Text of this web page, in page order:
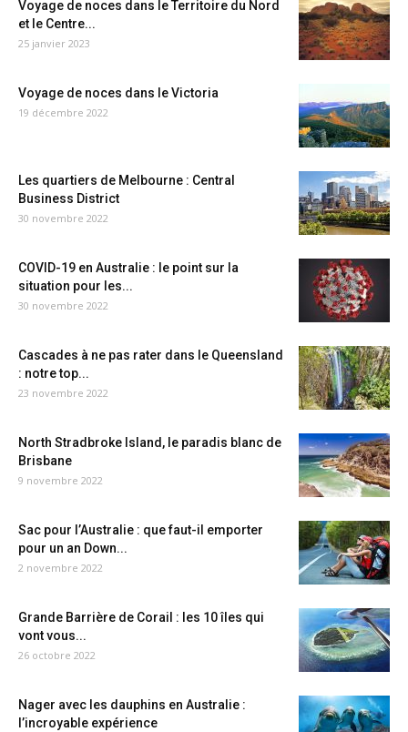
Voyage de noces dans le Territoire du Nord
et le Centre...
25 janvier 2023
Voyage de noces dans le Victoria
19 décembre 2022
Les quartiers de Melbourne : Central
Business District
30 novembre 2022
COVID-19 en Australie : le point sur la
situation pour les...
30 novembre 2022
Cascades à ne pas rater dans le Queensland
: notre top...
23 novembre 2022
North Stradbroke Island, le paradis blanc de
Brisbane
9 novembre 2022
Sac pour l’Australie : que faut-il emporter
pour un an Down...
2 novembre 2022
Grande Barrière de Corail : les 10 îles qui
vont vous...
26 octobre 2022
Nager avec les dauphins en Australie :
l’incroyable expérience